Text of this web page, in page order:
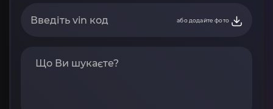
або додайте фото